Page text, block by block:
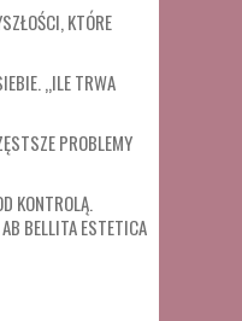
KTÓRE
„ILE TRWA
PROBLEMY
KONTROLĄ.
BELLITA ESTETICA